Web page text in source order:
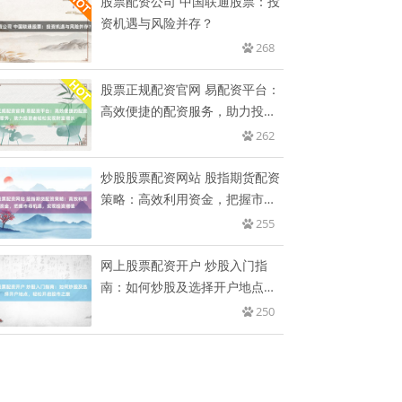
资机遇与风险并存？
268
股票正规配资官网 易配资平台：
高效便捷的配资服务，助力投资
262
炒股股票配资网站 股指期货配资
策略：高效利用资金，把握市场
255
网上股票配资开户 炒股入门指
南：如何炒股及选择开户地点，
250